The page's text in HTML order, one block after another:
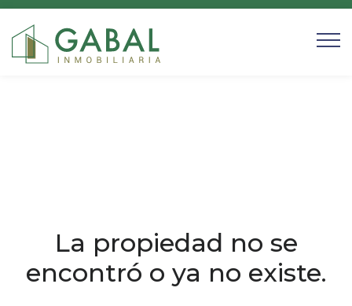
La propiedad no se
encontró o ya no existe.